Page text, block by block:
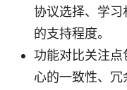
协议选择、学习
的支持程度。
功能对比关注点
心的一致性、冗